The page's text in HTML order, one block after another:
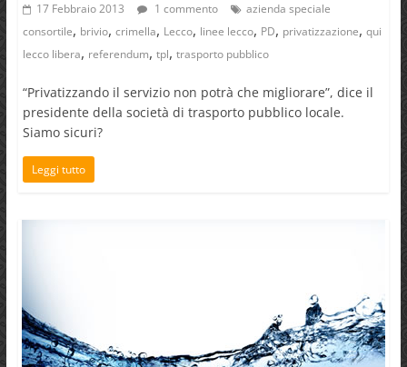
17 Febbraio 2013 1 commento
azienda speciale
consortile, brivio, crimella, Lecco, linee lecco, PD, privatizzazione, qui
lecco libera, referendum, tpl, trasporto pubblico
“Privatizzando il servizio non potrà che migliorare”, dice il
presidente della società di trasporto pubblico locale.
Siamo sicuri?
Leggi tutto